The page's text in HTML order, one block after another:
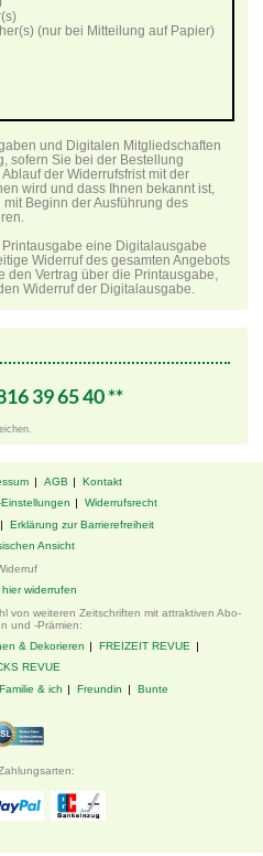
(nur bei Mitteilung auf Papier)
und Digitalen Mitgliedschaften
sofern Sie bei der Bestellung
der Widerrufsfrist mit der
wird und dass Ihnen bekannt ist,
Beginn der Ausführung des
eine Digitalausgabe
Widerruf des gesamten Angebots
den Vertrag über die Printausgabe,
Widerruf der Digitalausgabe.
­39 ­65 ­40 ­**
AGB
Kontakt
Widerrufsrecht
Erklärung zur Barrierefreiheit
Ansicht
widerrufen
von weiteren Zeitschriften mit attraktiven Abo-
und -Prämien:
& Dekorieren
FREIZEIT REVUE
REVUE
& ich Freundin Bunte